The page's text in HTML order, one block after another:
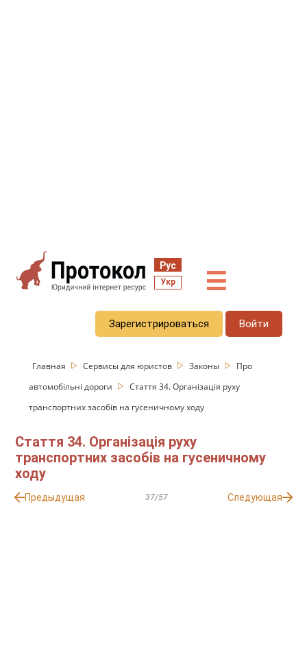
Рус
Укр ☰
Зарегистрироваться Войти
Главная Сервисы для юристов Законы
Про
автомобільні дороги
Стаття 34. Організація руху
транспортних засобів на гусеничному ходу
Стаття 34. Організація руху
транспортних засобів на гусеничному
ходу
Предыдущая 37/57 Следующая